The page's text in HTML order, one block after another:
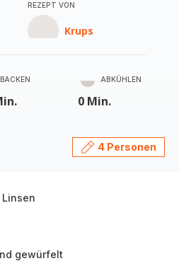
REZEPT VON
Krups
BACKEN ABKÜHLEN
0 Min.
4 Personen
gewürfelt